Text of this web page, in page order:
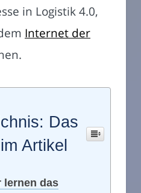
in Logistik 4.0,
Internet der
Das
Artikel
lernen das